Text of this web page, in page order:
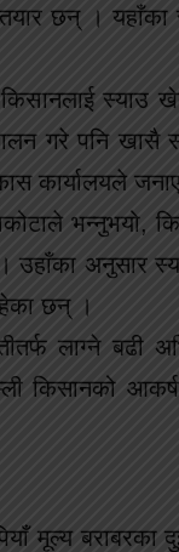
छन् ।
स्याउ
गरे पनि
कार्यालयले
भन्नुभयो,
उहाँका अनुसार
छन् ।
लाग्ने बढी
किसानको
मूल्य